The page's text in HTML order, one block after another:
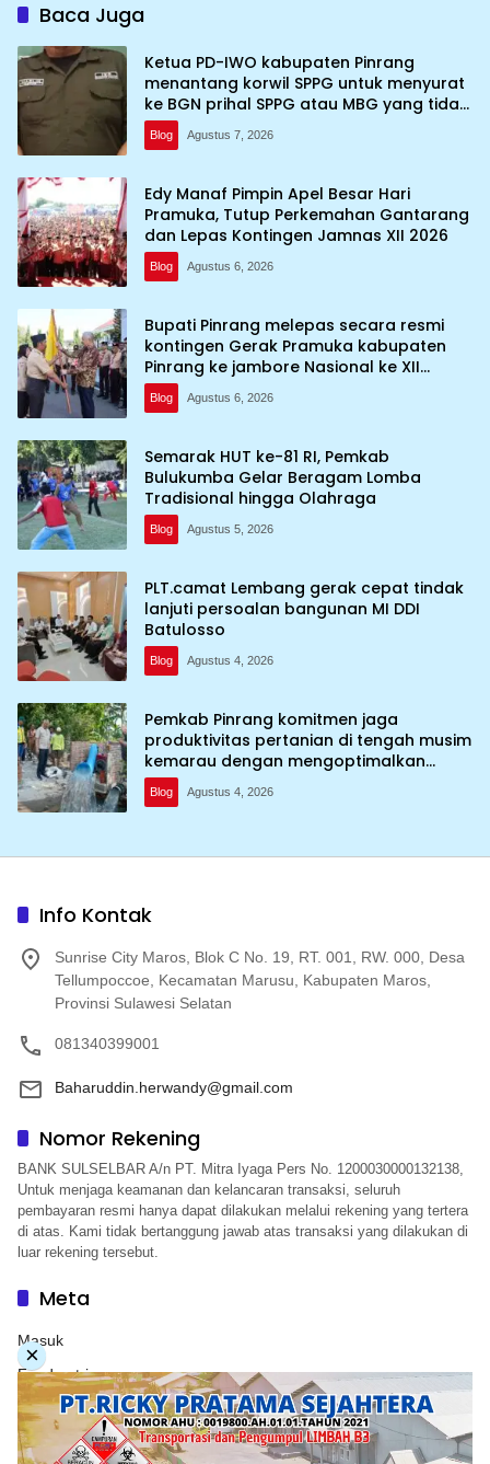
Baca Juga
Ketua PD-IWO kabupaten Pinrang
menantang korwil SPPG untuk menyurat
ke BGN prihal SPPG atau MBG yang tidak
memenuhi syarat standar dan
persyaratan teknis
Blog Agustus 7, 2026
Edy Manaf Pimpin Apel Besar Hari
Pramuka, Tutup Perkemahan Gantarang
dan Lepas Kontingen Jamnas XII 2026
Blog Agustus 6, 2026
Bupati Pinrang melepas secara resmi
kontingen Gerak Pramuka kabupaten
Pinrang ke jambore Nasional ke XII
kebumi perkemahan Cibubur
Blog Agustus 6, 2026
Semarak HUT ke-81 RI, Pemkab
Bulukumba Gelar Beragam Lomba
Tradisional hingga Olahraga
Blog Agustus 5, 2026
PLT.camat Lembang gerak cepat tindak
lanjuti persoalan bangunan MI DDI
Batulosso
Blog Agustus 4, 2026
Pemkab Pinrang komitmen jaga
produktivitas pertanian di tengah musim
kemarau dengan mengoptimalkan
program Irigasi perpompaan (Irpom)
Blog Agustus 4, 2026
Info Kontak
Sunrise City Maros, Blok C No. 19, RT. 001, RW. 000, Desa
Tellumpoccoe, Kecamatan Marusu, Kabupaten Maros,
Provinsi Sulawesi Selatan
081340399001
Baharuddin.herwandy@gmail.com
Nomor Rekening
BANK SULSELBAR A/n PT. Mitra Iyaga Pers No. 1200030000132138,
Untuk menjaga keamanan dan kelancaran transaksi, seluruh
pembayaran resmi hanya dapat dilakukan melalui rekening yang tertera
di atas. Kami tidak bertanggung jawab atas transaksi yang dilakukan di
luar rekening tersebut.
Meta
Masuk
Feed entri
Feed komentar
WordPress.org
×